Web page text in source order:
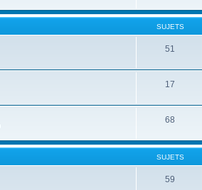
SUJETS
51
17
68
SUJETS
59